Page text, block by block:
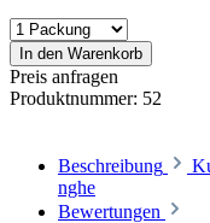
In den Warenkorb
Preis anfragen
Produktnummer: 52
Beschreibung
nghe
Bewertungen